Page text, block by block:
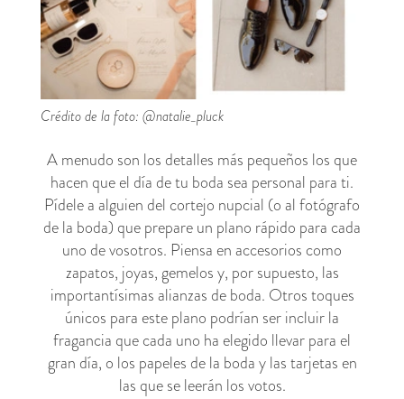
Crédito de la foto: @natalie_pluck
A menudo son los detalles más pequeños los que
hacen que el día de tu boda sea personal para ti.
Pídele a alguien del cortejo nupcial (o al fotógrafo
de la boda) que prepare un plano rápido para cada
uno de vosotros. Piensa en accesorios como
zapatos, joyas, gemelos y, por supuesto, las
importantísimas alianzas de boda. Otros toques
únicos para este plano podrían ser incluir la
fragancia que cada uno ha elegido llevar para el
gran día, o los papeles de la boda y las tarjetas en
las que se leerán los votos.